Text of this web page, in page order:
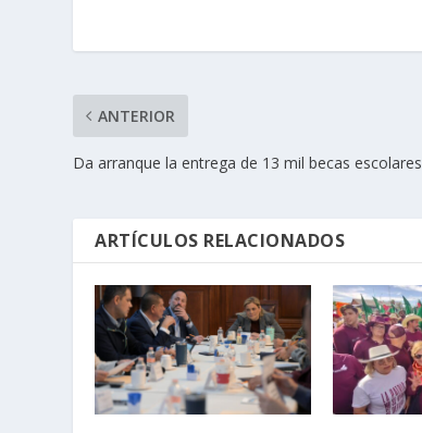
ANTERIOR
Da arranque la entrega de 13 mil becas escolares
ARTÍCULOS RELACIONADOS